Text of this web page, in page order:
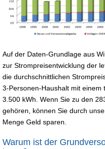
Auf der Daten-Grundlage aus
zur Strompreisentwicklung der
die durchschnittlichen
3-Personen-Haushalt mit einem
3.500 kWh. Wenn Sie zu den
gehören, können Sie durch
Menge Geld sparen.
Warum ist der